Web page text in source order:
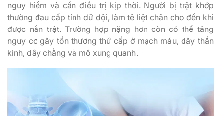
nguy hiểm và cần điều trị kịp thời. Người bị trật khớp
thường đau cấp tính dữ dội, làm tê liệt chân cho đến khi
được nắn trật. Trường hợp nặng hơn còn có thể tăng
nguy cơ gây tổn thương thứ cấp ở mạch máu, dây thần
kinh, dây chằng và mô xung quanh.